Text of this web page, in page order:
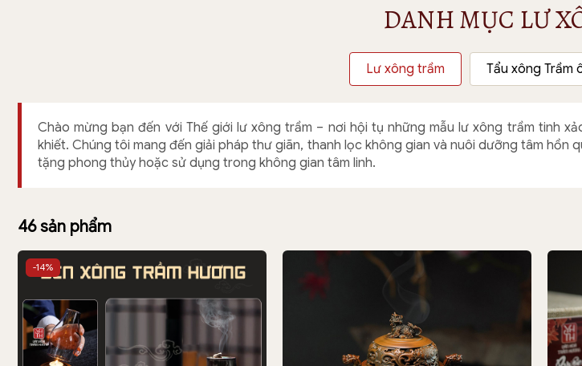
DANH MỤC LƯ
Lư xông trầm Tẩu xông Trầm
Chào mừng bạn đến với Thế giới lư xông trầm – nơi hội tụ những mẫu lư xông trầm tinh
khiết. Chúng tôi mang đến giải pháp thư giãn, thanh lọc không gian và nuôi dưỡng tâm
tặng phong thủy hoặc sử dụng trong không gian tâm linh.
46 sản phẩm
-14%